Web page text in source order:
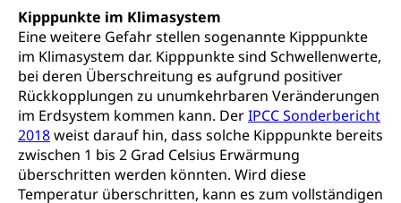
Kipppunkte im Klimasystem
Eine weitere Gefahr stellen sogenannte Kipppunkte
im Klimasystem dar. Kipppunkte sind Schwellenwerte,
bei deren Überschreitung es aufgrund positiver
Rückkopplungen zu unumkehrbaren Veränderungen
im Erdsystem kommen kann. DerIPCC Sonderbericht
2018weist darauf hin, dass solche Kipppunkte bereits
zwischen 1 bis 2 Grad Celsius Erwärmung
überschritten werden könnten. Wird diese
Temperatur überschritten, kann es zum vollständigen
Soziale Sicherheit
Altersrente, Invalidenrente, Witwenrente,
Sozialversicherung, Vorsorgeeinrichtung,
Pensionskasse, erste Säule, zweite Säule, dritte
Säule, Hilflosenentschädigung,
Ergänzungsleistungen, Altersvorsorge,
Todesfallversicherung
Hilfslosenentschädigung (WAS Luzern)
AHV-Hinterlassenenrente (WAS Luzern)
Behinderung
Körperbehinderung, körperliche Behinderung,